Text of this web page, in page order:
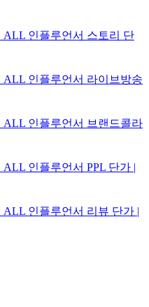
인플루언서 스토리 단
인플루언서 라이브방송
인플루언서 브랜드콜라
인플루언서 PPL 단가 |
인플루언서 리뷰 단가 |